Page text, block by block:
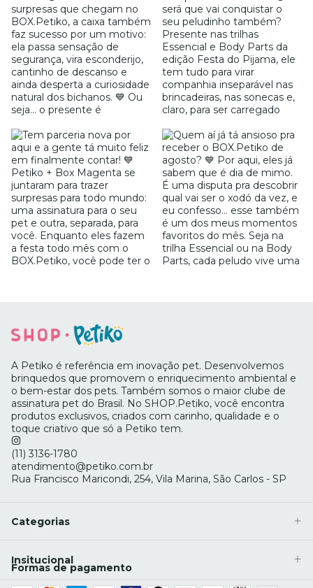
A Petiko é referência em inovação pet. Desenvolvemos
brinquedos que promovem o enriquecimento ambiental e
o bem-estar dos pets. Também somos o maior clube de
assinatura pet do Brasil. No SHOP.Petiko, você encontra
produtos exclusivos, criados com carinho, qualidade e o
toque criativo que só a Petiko tem.
(11) 3136-1780
atendimento@petiko.com.br
Rua Francisco Maricondi, 254, Vila Marina, São Carlos - SP
Categorias
Insitucional
Formas de pagamento